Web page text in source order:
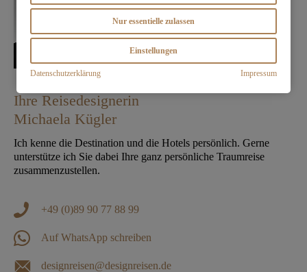
Ihre Reisedesignerin
Michaela Kügler
Ich kenne die Destination und die Hotels persönlich. Gerne
unterstütze ich Sie dabei Ihre ganz persönliche Traumreise
zusammenzustellen.
+49 (0)89 90 77 88 99
Auf WhatsApp schreiben
designreisen@designreisen.de
Nur essentielle zulassen
Einstellungen
Datenschutzerklärung Impressum